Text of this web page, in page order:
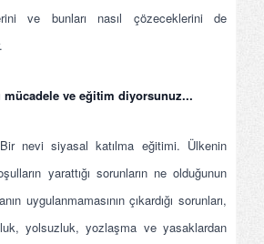
ve bunları nasıl çözeceklerini de
mücadele ve eğitim diyorsunuz...
Bir nevi siyasal katılma eğitimi. Ülkenin
yarattığı sorunların ne olduğunun
uygulanmamasının çıkardığı sorunları,
yolsuzluk, yozlaşma ve yasaklardan